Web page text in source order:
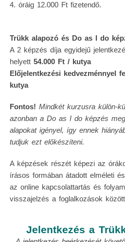
4. óráig 12.000 Ft fizetendő.
Trükk alapozó és Do as I do
A 2 képzés díja egyidejű
helyett 54.000 Ft / kutya
Előjelentkezési kedvezménnyel
kutya
Fontos! Mindkét kurzusra külön-
azonban a Do as I do képzés
alapokat igényel, így ennek
tudjuk ezt előkészíteni.
A képzések részét képezi az
írásos formában átadott elméleti
az online kapcsolattartás és
visszajelzés a foglalkozások
Jelentkezés a